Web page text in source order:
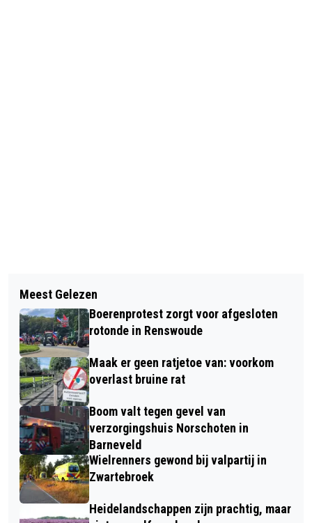
GRATIS ZELFTESTEN CORONA | MEER
INWONERS IN AANMERKING
TARIEF REGIONAAL OPENBAAR
VERVOER STIJGT 7,24%
Meest Gelezen
Boerenprotest zorgt voor afgesloten
rotonde in Renswoude
Maak er geen ratjetoe van: voorkom
overlast bruine rat
Boom valt tegen gevel van
verzorgingshuis Norschoten in
Barneveld
Wielrenners gewond bij valpartij in
Zwartebroek
Heidelandschappen zijn prachtig, maar